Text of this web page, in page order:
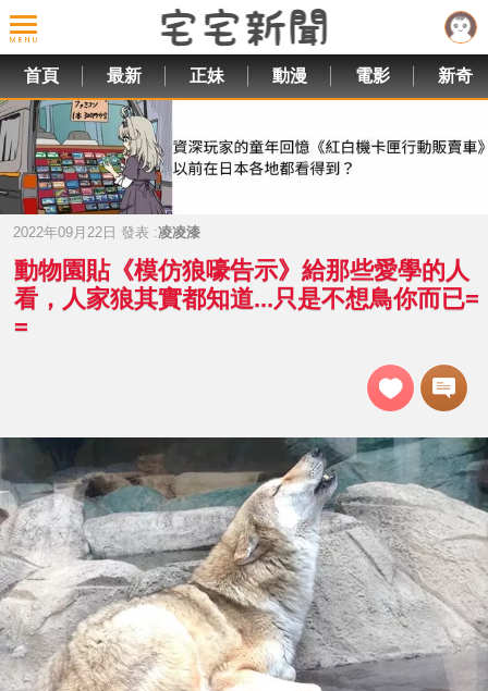
首頁 最新 正妹 動漫 電影 新奇
2022年09月22日 發表 :凌凌漆
動物園貼《模仿狼嚎告示》給那些愛學的人
看，人家狼其實都知道...只是不想鳥你而已=
=